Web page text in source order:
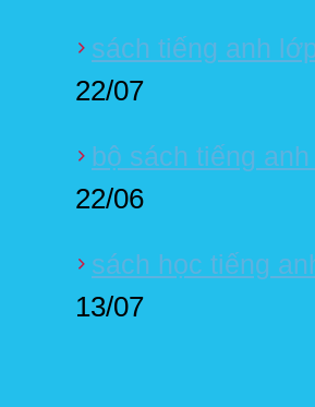
sách tiếng anh
22/07
bộ sách tiếng
22/06
sách học tiếng
13/07